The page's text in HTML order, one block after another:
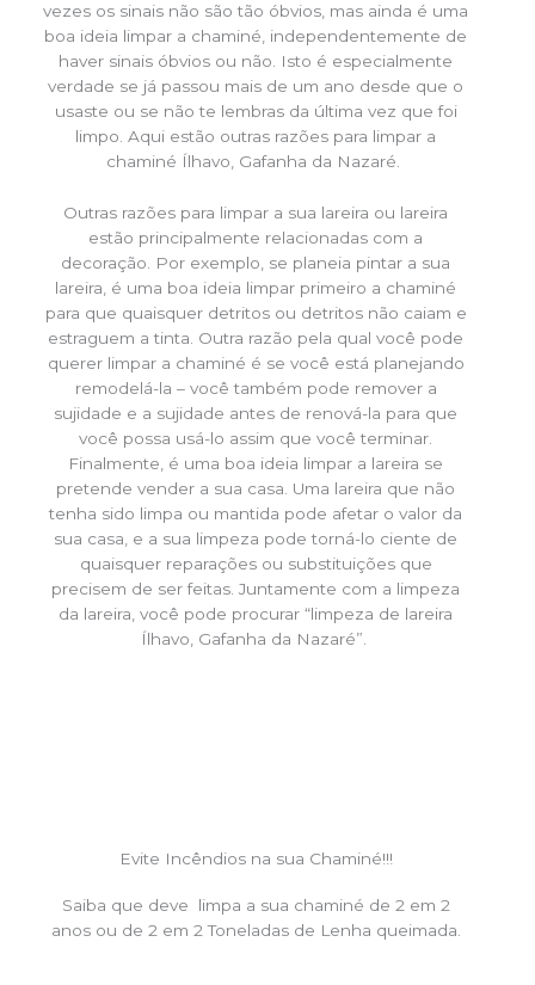
vezes os sinais não são tão óbvios, mas ainda é uma
boa ideia limpar a chaminé, independentemente de
haver sinais óbvios ou não. Isto é especialmente
verdade se já passou mais de um ano desde que o
usaste ou se não te lembras da última vez que foi
limpo. Aqui estão outras razões para limpar a
chaminé Ílhavo, Gafanha da Nazaré.
Outras razões para limpar a sua lareira ou lareira
estão principalmente relacionadas com a
decoração. Por exemplo, se planeia pintar a sua
lareira, é uma boa ideia limpar primeiro a chaminé
para que quaisquer detritos ou detritos não caiam e
estraguem a tinta. Outra razão pela qual você pode
querer limpar a chaminé é se você está planejando
remodelá-la – você também pode remover a
sujidade e a sujidade antes de renová-la para que
você possa usá-lo assim que você terminar.
Finalmente, é uma boa ideia limpar a lareira se
pretende vender a sua casa. Uma lareira que não
tenha sido limpa ou mantida pode afetar o valor da
sua casa, e a sua limpeza pode torná-lo ciente de
quaisquer reparações ou substituições que
precisem de ser feitas. Juntamente com a limpeza
da lareira, você pode procurar “limpeza de lareira
Ílhavo, Gafanha da Nazaré”.
Evite Incêndios na sua Chaminé!!!
Saiba que deve limpa a sua chaminé de 2 em 2
anos ou de 2 em 2 Toneladas de Lenha queimada.